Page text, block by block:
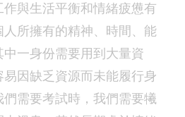
與生活平衡和情緒疲憊有
所擁有的精神、時間、能
一身份需要用到大量資
因缺乏資源而未能履行身
需要考試時，我們需要犧